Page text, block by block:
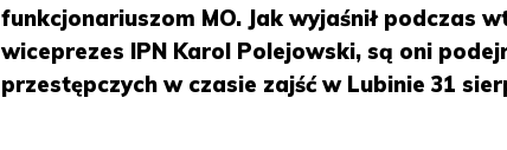
funkcjonariuszom MO. Jak wyjaśnił podczas
wiceprezes IPN Karol Polejowski, są oni
przestępczych w czasie zajść w Lubinie 31